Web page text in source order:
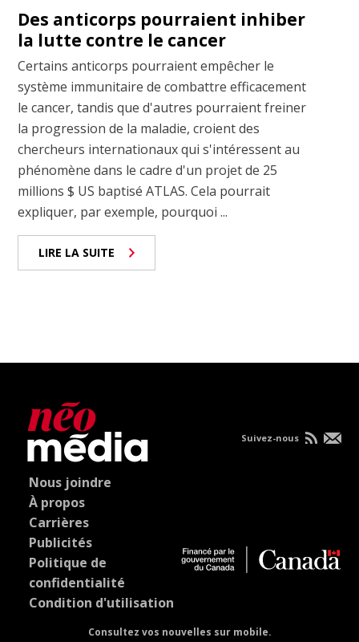
Des anticorps pourraient inhiber
la lutte contre le cancer
Certains anticorps pourraient empêcher le
système immunitaire de combattre efficacement
le cancer, tandis que d'autres pourraient freiner
la progression de la maladie, croient des
chercheurs internationaux qui s'intéressent au
phénomène dans le cadre d'un projet de 25
millions $ US baptisé ATLAS. Cela pourrait
expliquer, par exemple, pourquoi ...
LIRE LA SUITE
Nous joindre
À propos
Carrières
Publicités
Politique de
confidentialité
Condition d'utilisation
Consultez vos nouvelles sur mobile.
Suivez-nous